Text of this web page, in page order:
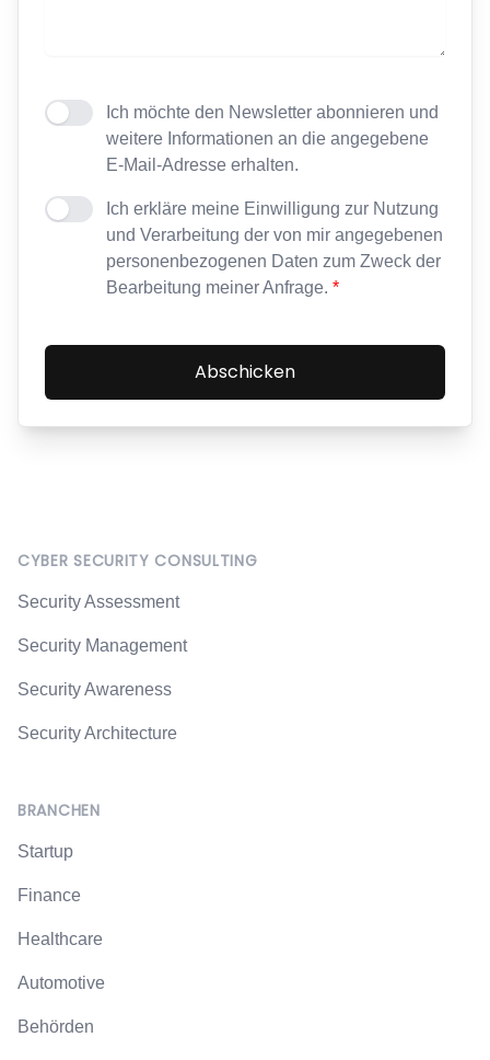
Ich möchte den Newsletter abonnieren und
weitere Informationen an die angegebene
E-Mail-Adresse erhalten.
Ich erkläre meine Einwilligung zur Nutzung
und Verarbeitung der von mir angegebenen
personenbezogenen Daten zum Zweck der
Bearbeitung meiner Anfrage. *
Abschicken
CYBER SECURITY CONSULTING
Security Assessment
Security Management
Security Awareness
Security Architecture
BRANCHEN
Startup
Finance
Healthcare
Automotive
Behörden